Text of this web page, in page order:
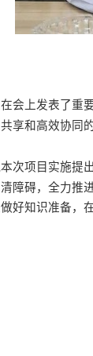
会上发表了重
享和高效协同
次项目实施提
障碍，全力推
做好知识准备，